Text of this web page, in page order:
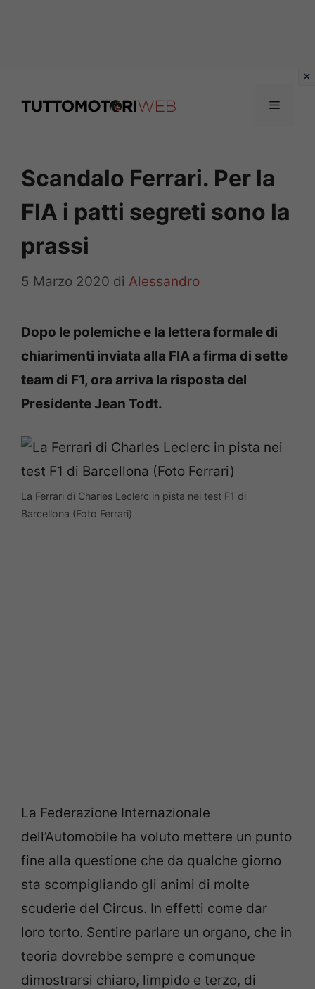
Menu
Scandalo Ferrari. Per la
FIA i patti segreti sono la
prassi
5 Marzo 2020 di Alessandro
Dopo le polemiche e la lettera formale di
chiarimenti inviata alla FIA a firma di sette
team di F1, ora arriva la risposta del
Presidente Jean Todt.
La Ferrari di Charles Leclerc in pista nei test F1 di
Barcellona (Foto Ferrari)
La Federazione Internazionale
dell’Automobile ha voluto mettere un punto
fine alla questione che da qualche giorno
sta scompigliando gli animi di molte
scuderie del Circus. In effetti come dar
loro torto. Sentire parlare un organo, che in
teoria dovrebbe sempre e comunque
dimostrarsi chiaro, limpido e terzo, di